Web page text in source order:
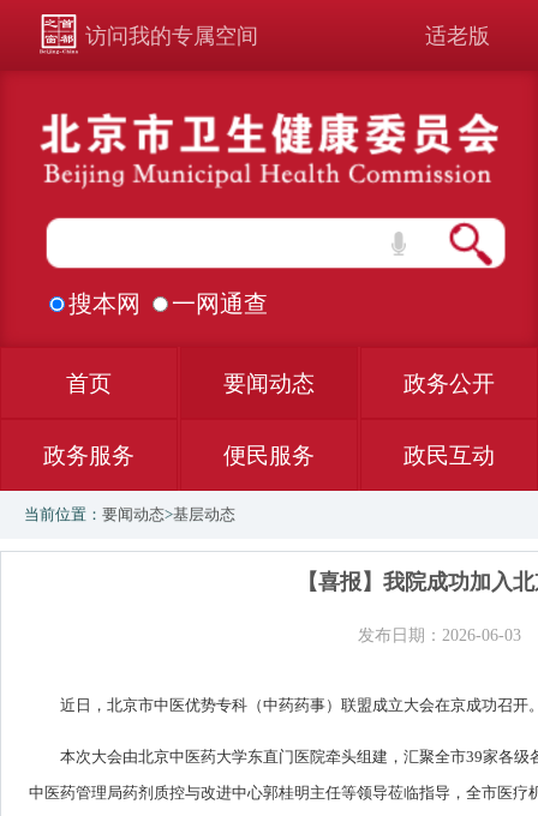
访问我的专属空间 适老版
搜本网 一网通查
首页 要闻动态 政务公开
政务服务 便民服务 政民互动
当前位置： 要闻动态>基层动态
【喜报】我院成功加入
发布日期：2026-06-03
近日，北京市中医优势专科（中药药事）联盟成立大会在京成功召
本次大会由北京中医药大学东直门医院牵头组建，汇聚全市39家各
中医药管理局药剂质控与改进中心郭桂明主任等领导莅临指导，全市医疗